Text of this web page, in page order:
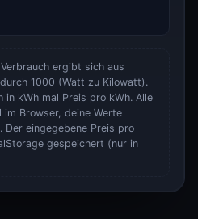
ergibt sich aus
1000 (Watt zu Kilowatt).
in kWh mal Preis pro kWh. Alle
im Browser, deine Werte
Der eingegebene Preis pro
gespeichert (nur in